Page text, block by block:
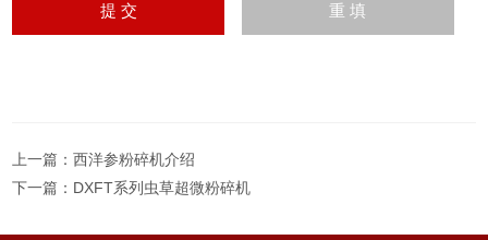
上一篇：西洋参粉碎机介绍
下一篇： DXFT系列虫草超微粉碎机